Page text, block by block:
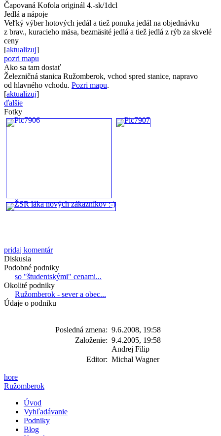
Čapovaná Kofola originál 4.-sk/1dcl
Jedlá a nápoje
Veľký výber hotových jedál a tiež ponuka jedál na objednávku
z brav., kuracieho mäsa, bezmäsité jedlá a tiež jedlá z rýb za skvelé
ceny
[aktualizuj]
pozri mapu
Ako sa tam dostať
Železničná stanica Ružomberok, vchod spred stanice, napravo
od hlavného vchodu. Pozri mapu.
[aktualizuj]
ďalšie
Fotky
pridaj komentár
Diskusia
Podobné podniky
so "študentskými" cenami...
Okolité podniky
Ružomberok - sever a obec...
Údaje o podniku
Posledná zmena: 9.6.2008, 19:58
Založenie: 9.4.2005, 19:58
Andrej Filip
Editor: Michal Wagner
hore
Ružomberok
Úvod
Vyhľadávanie
Podniky
Blog